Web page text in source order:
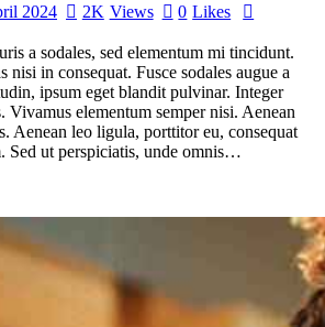
2024 2K Views 0 Likes
a sodales, sed elementum mi tincidunt.
nisi in consequat. Fusce sodales augue a
ipsum eget blandit pulvinar. Integer
Vivamus elementum semper nisi. Aenean
Aenean leo ligula, porttitor eu, consequat
Sed ut perspiciatis, unde omnis…